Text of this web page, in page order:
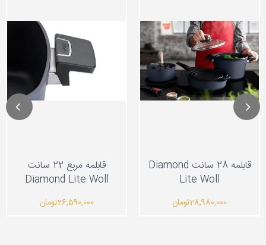
قابلمه مربع 22 سانت
Diamond Lite Woll
26,590,000تومان
قابلمه 28 سانت Diamond
Lite Woll
28,980,000تومان